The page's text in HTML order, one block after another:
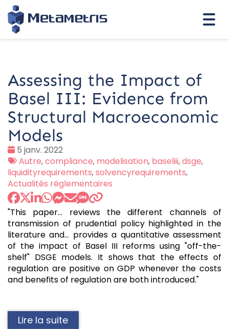
Assessing the Impact of
Basel III: Evidence from
Structural Macroeconomic
Models
Date
:
5 janv. 2022
Tags
:
Autre,compliance, modelisation, baseliii,dsge,
liquidityrequirements,solvencyrequirements,
Actualités réglementaires
"This paper... reviews the different channels of
transmission of prudential policy highlighted in the
literature and... provides a quantitative assessment
of the impact of Basel III reforms using "off-the-
shelf" DSGE models. It shows that the effects of
regulation are positive on GDP whenever the costs
and benefits of regulation are both introduced."
Lire la suite